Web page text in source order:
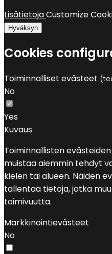
LisätietojaCustomize
Hyväksyn
Cookies
Toiminnalliset evästeet
No
Yes
Kuvaus
Toiminnallisten
muistaa aiemmin tehdyt
kielen tai alueen. Näiden
tallentaa tietoja, jotka
toimivuutta.
Markkinointievästeet
No